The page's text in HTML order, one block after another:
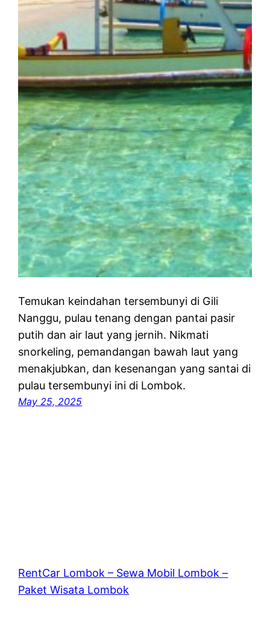
Temukan keindahan tersembunyi di Gili
Nanggu, pulau tenang dengan pantai pasir
putih dan air laut yang jernih. Nikmati
snorkeling, pemandangan bawah laut yang
menakjubkan, dan kesenangan yang santai di
pulau tersembunyi ini di Lombok.
May 25, 2025
RentCar Lombok – Sewa Mobil Lombok –
Paket Wisata Lombok